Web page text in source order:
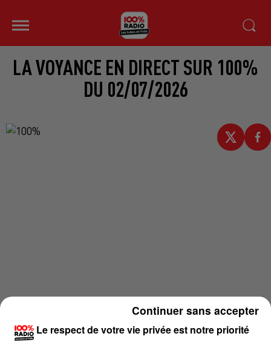
LA VOYANCE EN DIRECT SUR 100%
DU 02/07/2026
Le respect de votre vie privée est notre priorité
Continuer sans accepter